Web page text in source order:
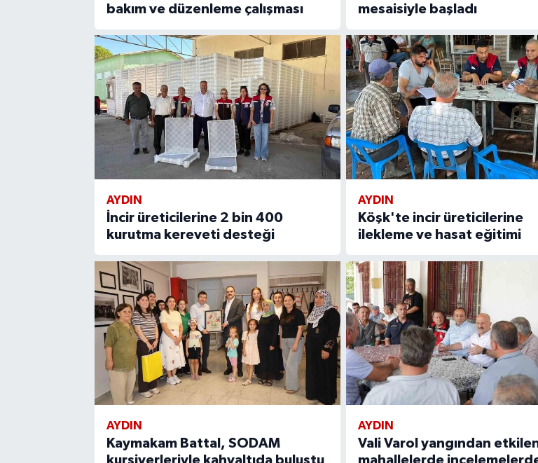
bakım ve düzenleme çalışması
mesaisiyle başladı
AYDIN
İncir üreticilerine 2 bin 400
kurutma kereveti desteği
AYDIN
Köşk'te incir üreticilerine
ilekleme ve hasat eğitimi
AYDIN
Kaymakam Battal, SODAM
AYDIN
Vali Varol yangından